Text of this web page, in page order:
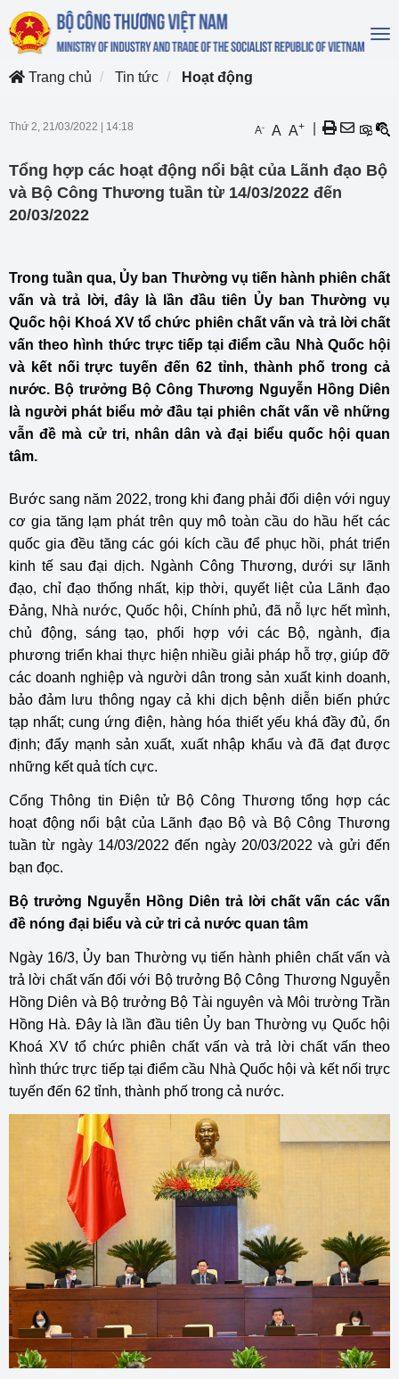
Trang chủ
Tin tức Hoạt động
Thứ 2, 21/03/2022 14:18 A- A A+
Tổng hợp các hoạt động nổi bật của Lãnh đạo Bộ
và Bộ Công Thương tuần từ 14/03/2022 đến
20/03/2022
Trong tuần qua, Ủy ban Thường vụ tiến hành phiên chất
vấn và trả lời, đây là lần đầu tiên Ủy ban Thường vụ
Quốc hội Khoá XV tổ chức phiên chất vấn và trả lời chất
vấn theo hình thức trực tiếp tại điểm cầu Nhà Quốc hội
và kết nối trực tuyến đến 62 tỉnh, thành phố trong cả
nước. Bộ trưởng Bộ Công Thương Nguyễn Hồng Diên
là người phát biểu mở đầu tại phiên chất vấn về những
vẫn đề mà cử tri, nhân dân và đại biểu quốc hội quan
tâm.
Bước sang năm 2022, trong khi đang phải đối diện với nguy
cơ gia tăng lạm phát trên quy mô toàn cầu do hầu hết các
quốc gia đều tăng các gói kích cầu để phục hồi, phát triển
kinh tế sau đại dịch. Ngành Công Thương, dưới sự lãnh
đạo, chỉ đạo thống nhất, kịp thời, quyết liệt của Lãnh đạo
Đảng, Nhà nước, Quốc hội, Chính phủ, đã nỗ lực hết mình,
chủ động, sáng tạo, phối hợp với các Bộ, ngành, địa
phương triển khai thực hiện nhiều giải pháp hỗ trợ, giúp đỡ
các doanh nghiệp và người dân trong sản xuất kinh doanh,
bảo đảm lưu thông ngay cả khi dịch bệnh diễn biến phức
tạp nhất; cung ứng điện, hàng hóa thiết yếu khá đầy đủ, ổn
định; đẩy mạnh sản xuất, xuất nhập khẩu và đã đạt được
những kết quả tích cực.
Cổng Thông tin Điện tử Bộ Công Thương tổng hợp các
hoạt động nổi bật của Lãnh đạo Bộ và Bộ Công Thương
tuần từ ngày 14/03/2022 đến ngày 20/03/2022 và gửi đến
bạn đọc.
Bộ trưởng Nguyễn Hồng Diên trả lời chất vấn các vấn
đề nóng đại biểu và cử tri cả nước quan tâm
Ngày 16/3, Ủy ban Thường vụ tiến hành phiên chất vấn và
trả lời chất vấn đối với Bộ trưởng Bộ Công Thương Nguyễn
Hồng Diên và Bộ trưởng Bộ Tài nguyên và Môi trường Trần
Hồng Hà. Đây là lần đầu tiên Ủy ban Thường vụ Quốc hội
Khoá XV tổ chức phiên chất vấn và trả lời chất vấn theo
hình thức trực tiếp tại điểm cầu Nhà Quốc hội và kết nối trực
tuyến đến 62 tỉnh, thành phố trong cả nước.